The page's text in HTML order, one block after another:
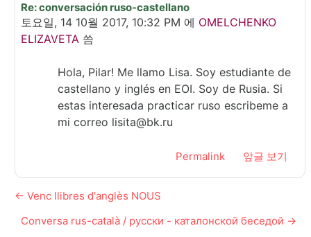
In reply to Carretero Naranjo Pilar
Re: conversación ruso-castellano
토요일, 14 10월 2017, 10:32 PM 에 OMELCHENKO
ELIZAVETA씀
Hola, Pilar! Me llamo Lisa. Soy estudiante de
castellano y inglés en EOI. Soy de Rusia. Si
estas interesada practicar ruso escribeme a
mi correo lisita@bk.ru
Permalink 앞글 보기
← Venc llibres d'anglès NOUS
Conversa rus-català / русски - каталонской беседой →